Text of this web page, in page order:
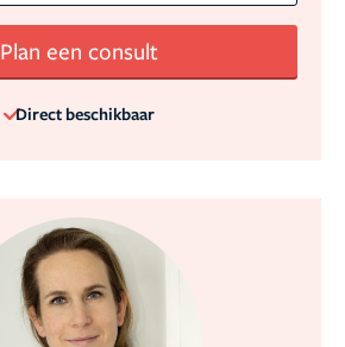
Plan een consult
Direct beschikbaar